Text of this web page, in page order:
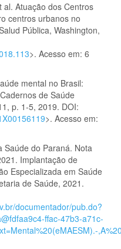
al. Atuação dos Centros
centros urbanos no
Pública, Washington,
>. Acesso em: 6
mental no Brasil:
de Saúde
p. 1-5, 2019. DOI:
>. Acesso em:
Saúde do Paraná. Nota
Implantação de
Especializada em Saúde
de Saúde, 2021.
documentador/pub.do?
ffac-47b3-a71c-